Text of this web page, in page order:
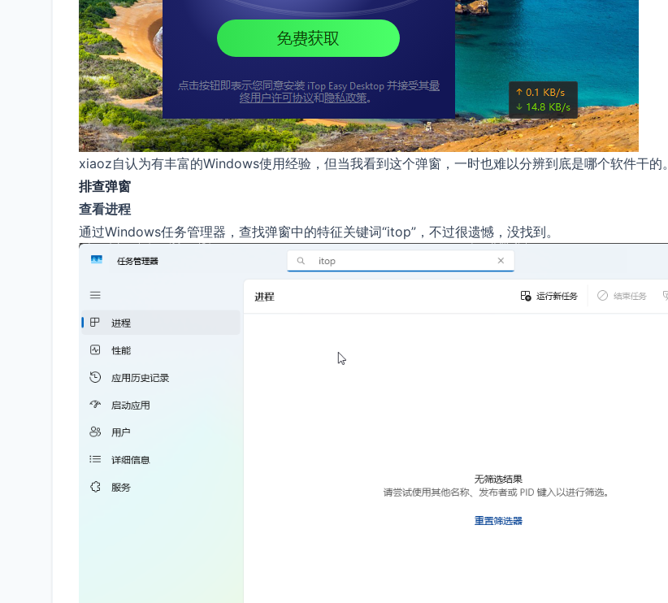
xiaoz自认为有丰富的Windows使用经验，但当我看到这个弹窗，一时也难以分辨到底是哪个软件干的。
排查弹窗
查看进程
通过Windows任务管理器，查找弹窗中的特征关键词“itop”，不过很遗憾，没找到。